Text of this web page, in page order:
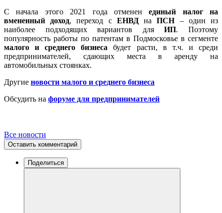
С начала этого 2021 года отмененединый налог на
вмененный доход, переход с ЕНВДнаПСН– один из
наиболее подходящих вариантов дляИП. Поэтому
популярность работы по патентам в Подмосковье в сегменте
малого и среднего бизнеса будет расти, в т.ч. и среди
предпринимателей, сдающих места в аренду на
автомобильных стоянках.
Другие новости малого и среднего бизнеса
Обсудить на форуме для предпринимателей
Все новости
Оставить комментарий
Поделиться